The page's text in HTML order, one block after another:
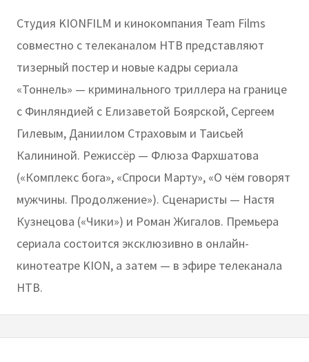
Студия KIONFILM и кинокомпания Team Films
совместно с телеканалом НТВ представляют
тизерный постер и новые кадры сериала
«Тоннель» — криминального триллера на границе
с Финляндией с Елизаветой Боярской, Сергеем
Гилевым, Даниилом Страховым и Таисьей
Калининой. Режиссёр — Флюза Фархшатова
(«Комплекс бога», «Спроси Марту», «О чём говорят
мужчины. Продолжение»). Сценаристы — Настя
Кузнецова («Чики») и Роман Жигалов. Премьера
сериала состоится эксклюзивно в онлайн-
кинотеатре KION, а затем — в эфире телеканала
НТВ.